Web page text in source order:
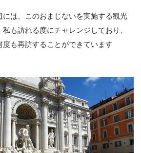
には、このおまじないを実施する観光
も訪れる度にチャレンジしており、
度も再訪することができています